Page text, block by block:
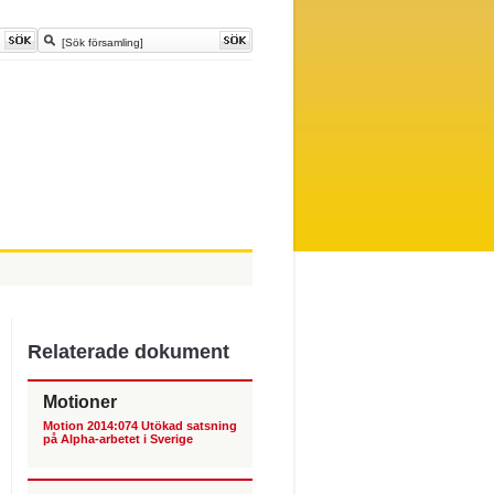
Relaterade dokument
Motioner
Motion 2014:074 Utökad satsning
på Alpha-arbetet i Sverige